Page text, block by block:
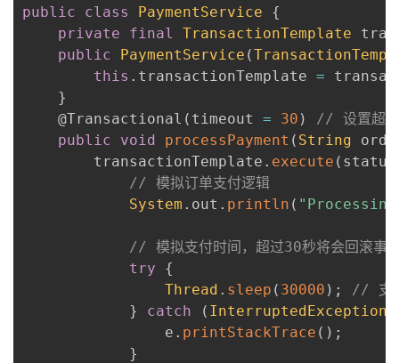
public
class PaymentService
{
private
final TransactionTemplate
public
PaymentService (
this . transactionTemplate =
}
@Transactional ( timeout = 30 )
// 设置超时
public
void processPayment ( String
        transactionTemplate
. execute (
// 模拟订单支付逻辑
System . out . println (
// 模拟支付时间，超过30秒将会回滚事
try
{
Thread . sleep ( 30000 ) ;
// 支
}
catch ( InterruptedException
                e
. printStackTrace ( ) ;
}